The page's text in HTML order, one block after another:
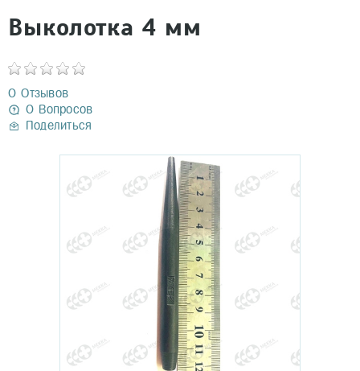
Выколотка 4 мм
0 Отзывов
0 Вопросов
Поделиться